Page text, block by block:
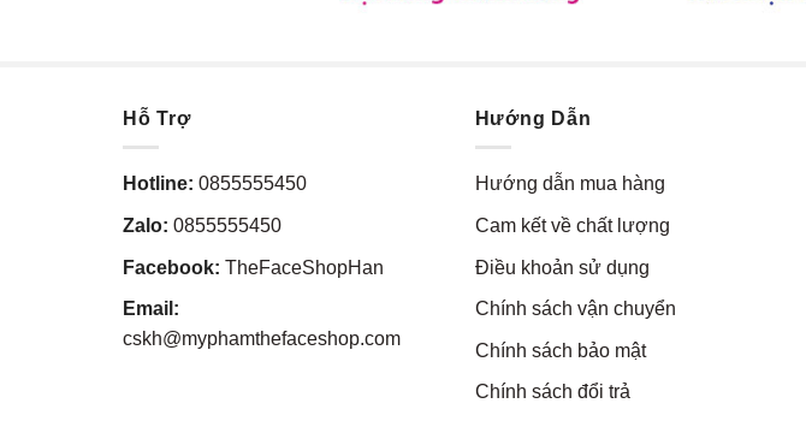
Hỗ Trợ
Hotline: 0855555450
Zalo: 0855555450
Facebook: TheFaceShopHan
Email:
cskh@myphamthefaceshop.com
Hướng Dẫn
Hướng dẫn mua hàng
Cam kết về chất lượng
Điều khoản sử dụng
Chính sách vận chuyển
Chính sách bảo mật
Chính sách đổi trả